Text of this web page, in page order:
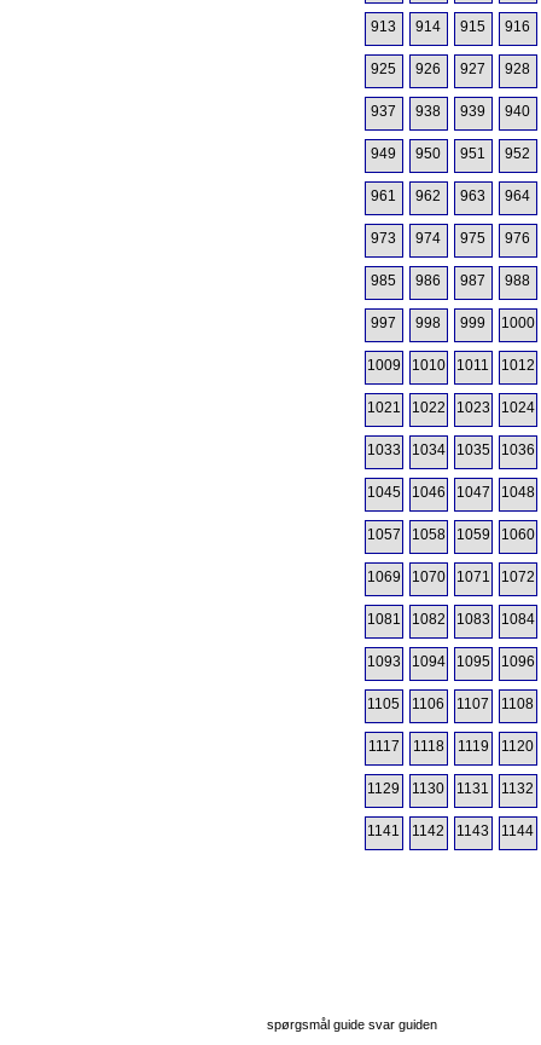
913 914 915 916
925 926 927 928
937 938 939 940
949 950 951 952
961 962 963 964
973 974 975 976
985 986 987 988
997 998 999 1000
1009 1010 1011 1012
1021 1022 1023 1024
1033 1034 1035 1036
1045 1046 1047 1048
1057 1058 1059 1060
1069 1070 1071 1072
1081 1082 1083 1084
1093 1094 1095 1096
1105 1106 1107 1108
1117 1118 1119 1120
1129 1130 1131 1132
1141 1142 1143 1144
spørgsmål guide svar guiden